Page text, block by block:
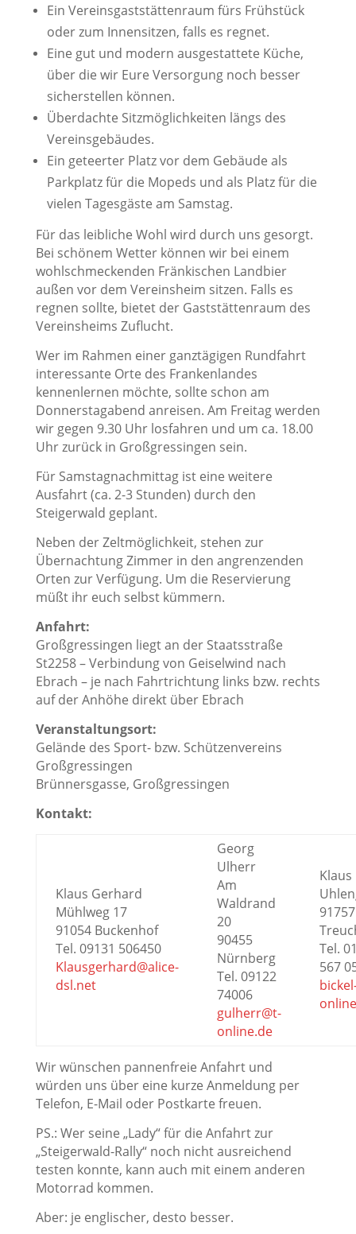
Ein Vereinsgaststättenraum fürs Frühstück
oder zum Innensitzen, falls es regnet.
Eine gut und modern ausgestattete Küche,
über die wir Eure Versorgung noch besser
sicherstellen können.
Überdachte Sitzmöglichkeiten längs des
Vereinsgebäudes.
Ein geteerter Platz vor dem Gebäude als
Parkplatz für die Mopeds und als Platz für die
vielen Tagesgäste am Samstag.
Für das leibliche Wohl wird durch uns gesorgt.
Bei schönem Wetter können wir bei einem
wohlschmeckenden Fränkischen Landbier
außen vor dem Vereinsheim sitzen. Falls es
regnen sollte, bietet der Gaststättenraum des
Vereinsheims Zuflucht.
Wer im Rahmen einer ganztägigen Rundfahrt
interessante Orte des Frankenlandes
kennenlernen möchte, sollte schon am
Donnerstagabend anreisen. Am Freitag werden
wir gegen 9.30 Uhr losfahren und um ca. 18.00
Uhr zurück in Großgressingen sein.
Für Samstagnachmittag ist eine weitere
Ausfahrt (ca. 2-3 Stunden) durch den
Steigerwald geplant.
Neben der Zeltmöglichkeit, stehen zur
Übernachtung Zimmer in den angrenzenden
Orten zur Verfügung. Um die Reservierung
müßt ihr euch selbst kümmern.
Anfahrt:
Großgressingen liegt an der Staatsstraße
St2258 – Verbindung von Geiselwind nach
Ebrach – je nach Fahrtrichtung links bzw. rechts
auf der Anhöhe direkt über Ebrach
Veranstaltungsort:
Gelände des Sport- bzw. Schützenvereins
Großgressingen
Brünnersgasse, Großgressingen
Kontakt:
Klaus Gerhard
Mühlweg 17
91054 Buckenhof
Tel. 09131 506450
Klausgerhard@alice-
dsl.net
Georg
Ulherr
Am
Waldrand
20
90455
Nürnberg
Tel. 09122
74006
gulherr@t-
online.de
Klaus
91757
Tel.
567
Wir wünschen pannenfreie Anfahrt und
würden uns über eine kurze Anmeldung per
Telefon, E-Mail oder Postkarte freuen.
PS.: Wer seine „Lady“ für die Anfahrt zur
„Steigerwald-Rally“ noch nicht ausreichend
testen konnte, kann auch mit einem anderen
Motorrad kommen.
Aber: je englischer, desto besser.